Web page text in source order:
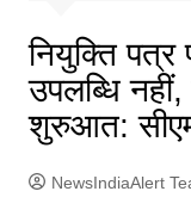
नियुक्ति
उपलब्धि
शुरुआत:
NewsIndiaAlert